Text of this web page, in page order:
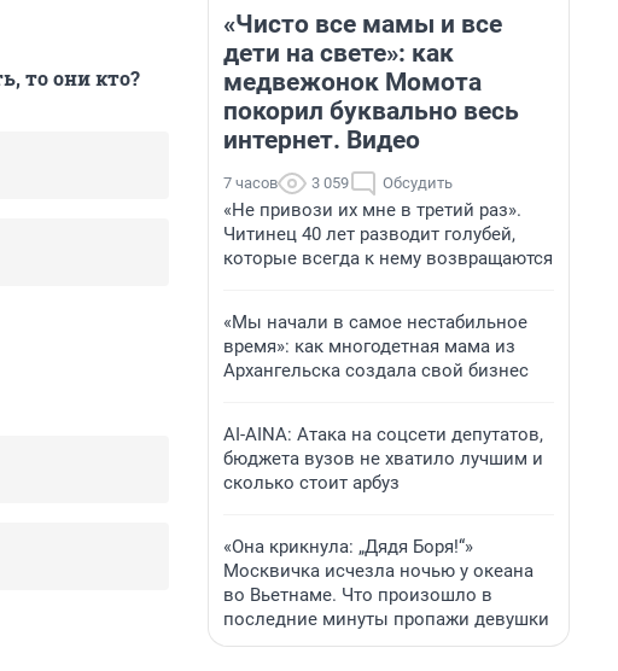
то они кто?
«Чисто все мамы и все
дети на свете»: как
медвежонок Момота
покорил буквально весь
интернет. Видео
7 часов 3 059 Обсудить
«Не привози их мне в третий раз».
Читинец 40 лет разводит голубей,
которые всегда к нему возвращаются
«Мы начали в самое нестабильное
время»: как многодетная мама из
Архангельска создала свой бизнес
AI-AINA: Атака на соцсети депутатов,
бюджета вузов не хватило лучшим и
сколько стоит арбуз
«Она крикнула: „Дядя Боря!“»
Москвичка исчезла ночью у океана
во Вьетнаме. Что произошло в
последние минуты пропажи девушки